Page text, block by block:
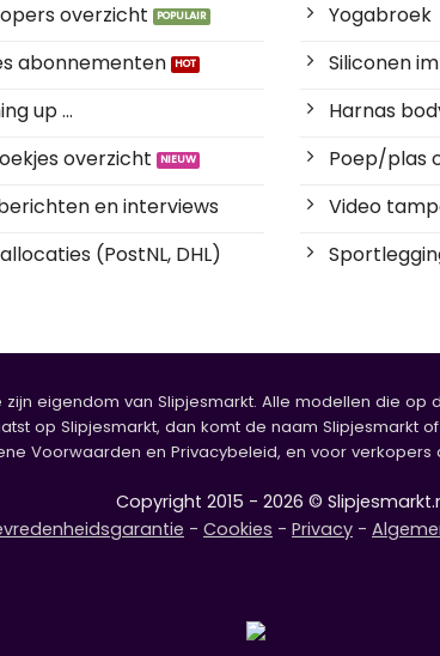
overzicht
abonnementen
up ...
overzicht
en interviews
(PostNL, DHL)
Yogabroek
Siliconen
Harnas
Poep/plas
Video
eigendom van Slipjesmarkt. Alle modellen die op
op Slipjesmarkt, dan komt de naam Slipjesmarkt
Voorwaarden en Privacybeleid, en voor
Copyright 2015 - 2026 ©
- Cookies - Privacy -